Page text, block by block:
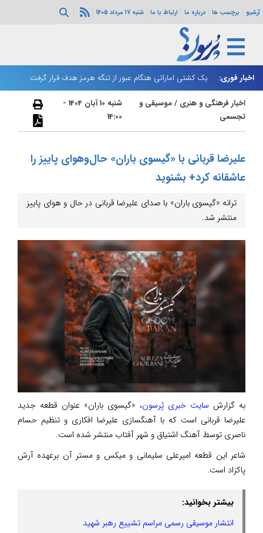
آرشیو برچسب ها درباره ما ارتباط با ما شنبه 17 مرداد 1405
اخبار فوری: یک کشتی اماراتی هنگام عبور از تنگه هرمز هدف قرار گرفت
اخبار فرهنگی و هنری /موسیقی و
تجسمی
شنبه 10 آبان 1404 -
14:00
علیرضا قربانی با «گیسوی باران» حال‌و‌هوای پاییز را
عاشقانه کرد+ بشنوید
ترانه «گیسوی باران» با صدای علیرضا قربانی در حال و هوای پاییز
منتشر شد.
به گزارش سایت خبری پُرسون، «گیسوی باران» عنوان قطعه جدید
علیرضا قربانی است که با آهنگسازی علیرضا افکاری و تنظیم حسام
ناصری توسط آهنگ اشتیاق و شهر آفتاب منتشر شده است.
شاعر این قطعه امیرعلی سلیمانی و میکس و مستر آن برعهده آرش
پاکزاد است.
بیشتر بخوانید:
انتشار موسیقی رسمی مراسم تشییع رهبر شهید